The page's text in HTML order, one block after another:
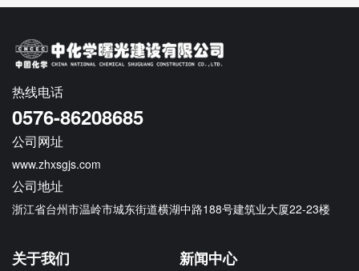
热线电话
0576-86208685
公司网址
www.zhxsgjs.com
公司地址
浙江省台州市温岭市城东街道横湖中路188号建筑业大厦22-23楼
关于我们 新闻中心